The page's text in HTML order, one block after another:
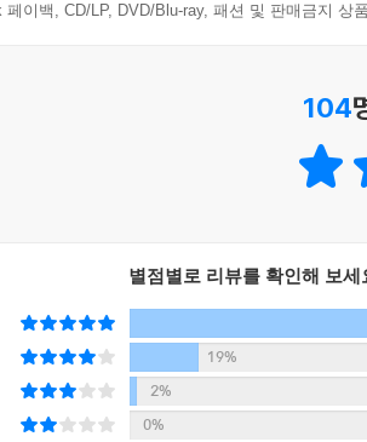
부동산 빅데이터 활용 사례(zip4를 이용하라)
터 분석을 통한 부동산 투자의 이점 | 좋은
를 찾는 방법까지 내 집 마련과 투자를 한
에도 암기가 필요한 것처럼 기초를 쌓는다
가 마흔이 되기 전에 돈과 시간에 자유로운
페이백, CD/LP, DVD/Blu-ray, 패션 및 판매금지 상
104
별점별로 리뷰를 확인해 보세
19%
2%
0%